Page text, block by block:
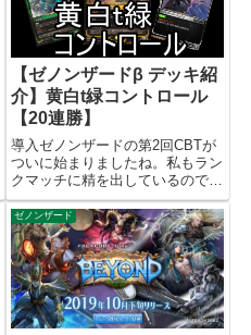
【ゼノンザードβ デッキ紹
介】黄白t緑コントロール
【20連勝】
導入ゼノンザードの第2回CBTが
ついに始まりましたね。私もラン
クマッチに精を出しているのです
が、腐っても第1回CBT参加者。
さっと組みたいデッキを作って、
調整しながらランクマッチに潜っ
ておりました。んで、ひとまず納
得のできるデッキができあが...
ゼノンザード